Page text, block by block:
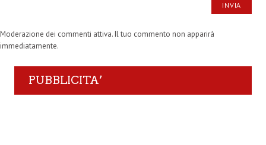
Moderazione dei commenti attiva. Il tuo commento non apparirà
immediatamente.
PUBBLICITA’